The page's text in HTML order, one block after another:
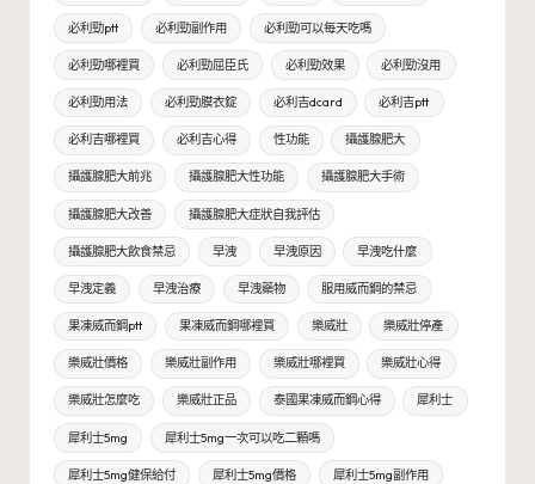
必利勁ptt 必利勁副作用 必利勁可以每天吃嗎
必利勁哪裡買 必利勁屈臣氏 必利勁效果 必利勁沒用
必利勁用法 必利勁膜衣錠 必利吉dcard 必利吉ptt
必利吉哪裡買 必利吉心得 性功能 攝護腺肥大
攝護腺肥大前兆 攝護腺肥大性功能 攝護腺肥大手術
攝護腺肥大改善 攝護腺肥大症狀自我評估
攝護腺肥大飲食禁忌 早洩 早洩原因 早洩吃什麼
早洩定義 早洩治療 早洩藥物 服用威而鋼的禁忌
果凍威而鋼ptt 果凍威而鋼哪裡買 樂威壯 樂威壯停產
樂威壯價格 樂威壯副作用 樂威壯哪裡買 樂威壯心得
樂威壯怎麼吃 樂威壯正品 泰國果凍威而鋼心得 犀利士
犀利士5mg 犀利士5mg一次可以吃二顆嗎
犀利士5mg健保給付 犀利士5mg價格 犀利士5mg副作用